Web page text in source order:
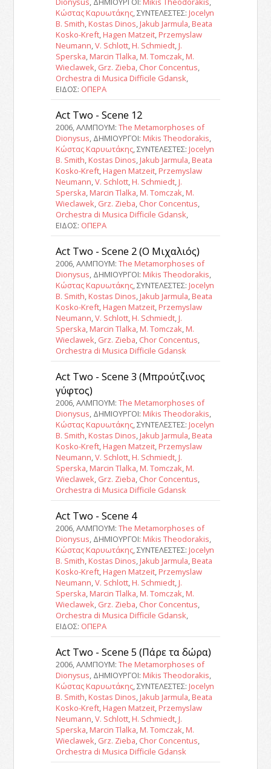
Κώστας Καρυωτάκης, ΣΥΝΤΕΛΕΣΤΕΣ: Jocelyn
B. Smith, Kostas Dinos, Jakub Jarmula, Beata
Kosko-Kreft, Hagen Matzeit, Przemyslaw
Neumann,V. Schlott, H. Schmiedt, J.
Sperska, Marcin Tlalka, M. Tomczak, M.
Wieclawek, Grz. Zieba, Chor Concentus,
Orchestra di Musica Difficile Gdansk,
ΕΙΔΟΣ: ΟΠΕΡΑ
Act Two - Scene 12
2006, ΑΛΜΠΟΥΜ: The Metamorphoses of
Dionysus, ΔΗΜΙΟΥΡΓΟΙ: Mikis Theodorakis,
Κώστας Καρυωτάκης, ΣΥΝΤΕΛΕΣΤΕΣ: Jocelyn
B. Smith, Kostas Dinos, Jakub Jarmula, Beata
Kosko-Kreft, Hagen Matzeit, Przemyslaw
Neumann,V. Schlott, H. Schmiedt, J.
Sperska, Marcin Tlalka, M. Tomczak, M.
Wieclawek, Grz. Zieba, Chor Concentus,
Orchestra di Musica Difficile Gdansk,
ΕΙΔΟΣ: ΟΠΕΡΑ
Act Two - Scene 2 (Ο Μιχαλιός)
2006, ΑΛΜΠΟΥΜ: The Metamorphoses of
Dionysus, ΔΗΜΙΟΥΡΓΟΙ: Mikis Theodorakis,
Κώστας Καρυωτάκης, ΣΥΝΤΕΛΕΣΤΕΣ: Jocelyn
B. Smith, Kostas Dinos, Jakub Jarmula, Beata
Kosko-Kreft, Hagen Matzeit, Przemyslaw
Neumann,V. Schlott, H. Schmiedt, J.
Sperska, Marcin Tlalka, M. Tomczak, M.
Wieclawek, Grz. Zieba, Chor Concentus,
Orchestra di Musica Difficile Gdansk
Act Two - Scene 3 (Μπρούτζινος
γύφτος)
2006, ΑΛΜΠΟΥΜ: The Metamorphoses of
Dionysus, ΔΗΜΙΟΥΡΓΟΙ: Mikis Theodorakis,
Κώστας Καρυωτάκης, ΣΥΝΤΕΛΕΣΤΕΣ: Jocelyn
B. Smith, Kostas Dinos, Jakub Jarmula, Beata
Kosko-Kreft, Hagen Matzeit, Przemyslaw
Neumann,V. Schlott, H. Schmiedt, J.
Sperska, Marcin Tlalka, M. Tomczak, M.
Wieclawek, Grz. Zieba, Chor Concentus,
Orchestra di Musica Difficile Gdansk
Act Two - Scene 4
2006, ΑΛΜΠΟΥΜ: The Metamorphoses of
Dionysus, ΔΗΜΙΟΥΡΓΟΙ: Mikis Theodorakis,
Κώστας Καρυωτάκης, ΣΥΝΤΕΛΕΣΤΕΣ: Jocelyn
B. Smith, Kostas Dinos, Jakub Jarmula, Beata
Kosko-Kreft, Hagen Matzeit, Przemyslaw
Neumann,V. Schlott, H. Schmiedt, J.
Sperska, Marcin Tlalka, M. Tomczak, M.
Wieclawek, Grz. Zieba, Chor Concentus,
Orchestra di Musica Difficile Gdansk,
ΕΙΔΟΣ: ΟΠΕΡΑ
Act Two - Scene 5 (Πάρε τα δώρα)
2006, ΑΛΜΠΟΥΜ: The Metamorphoses of
Dionysus, ΔΗΜΙΟΥΡΓΟΙ: Mikis Theodorakis,
Κώστας Καρυωτάκης, ΣΥΝΤΕΛΕΣΤΕΣ: Jocelyn
B. Smith, Kostas Dinos, Jakub Jarmula, Beata
Kosko-Kreft, Hagen Matzeit, Przemyslaw
Neumann,V. Schlott, H. Schmiedt, J.
Sperska, Marcin Tlalka, M. Tomczak, M.
Wieclawek, Grz. Zieba, Chor Concentus,
Orchestra di Musica Difficile Gdansk